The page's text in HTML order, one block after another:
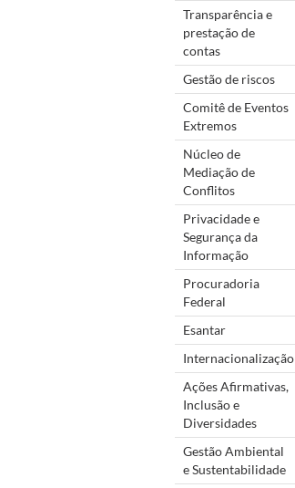
Transparência e
prestação de
contas
Gestão de riscos
Comitê de Eventos
Extremos
Núcleo de
Mediação de
Conflitos
Privacidade e
Segurança da
Informação
Procuradoria
Federal
Esantar
Internacionalização
Ações Afirmativas,
Inclusão e
Diversidades
Gestão Ambiental
e Sustentabilidade